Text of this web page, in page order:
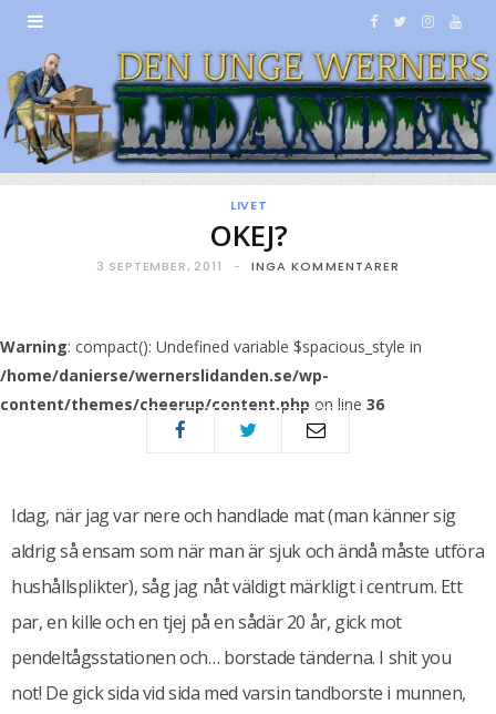
F
a
c
e
w
i
t
I
n
s
t
Y
o
u
T
LIVET
OKEJ?
3 SEPTEMBER, 2011 INGA KOMMENTARER
Warning: compact(): Undefined variable $spacious_style in
/home/danierse/wernerslidanden.se/wp-
content/themes/cheerup/content.php on line 36
Idag, när jag var nere och handlade mat (man känner sig
aldrig så ensam som när man är sjuk och ändå måste utföra
hushållsplikter), såg jag nåt väldigt märkligt i centrum. Ett
par, en kille och en tjej på en sådär 20 år, gick mot
pendeltågsstationen och… borstade tänderna. I shit you
not! De gick sida vid sida med varsin tandborste i munnen,